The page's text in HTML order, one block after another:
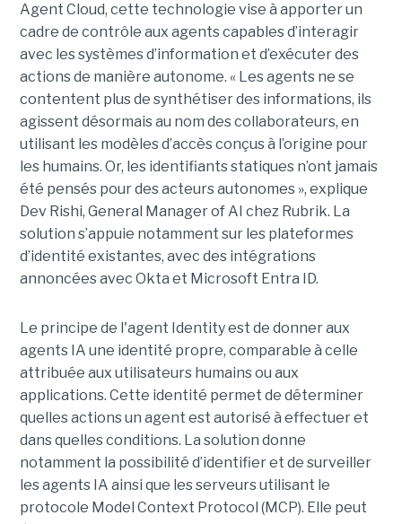
Agent Cloud, cette technologie vise à apporter un
cadre de contrôle aux agents capables d’interagir
avec les systèmes d’information et d’exécuter des
actions de manière autonome. « Les agents ne se
contentent plus de synthétiser des informations, ils
agissent désormais au nom des collaborateurs, en
utilisant les modèles d’accès conçus à l’origine pour
les humains. Or, les identifiants statiques n’ont jamais
été pensés pour des acteurs autonomes », explique
Dev Rishi, General Manager of AI chez Rubrik. La
solution s’appuie notamment sur les plateformes
d’identité existantes, avec des intégrations
annoncées avec Okta et Microsoft Entra ID.
Le principe de l'agent Identity est de donner aux
agents IA une identité propre, comparable à celle
attribuée aux utilisateurs humains ou aux
applications. Cette identité permet de déterminer
quelles actions un agent est autorisé à effectuer et
dans quelles conditions. La solution donne
notamment la possibilité d’identifier et de surveiller
les agents IA ainsi que les serveurs utilisant le
protocole Model Context Protocol (MCP). Elle peut